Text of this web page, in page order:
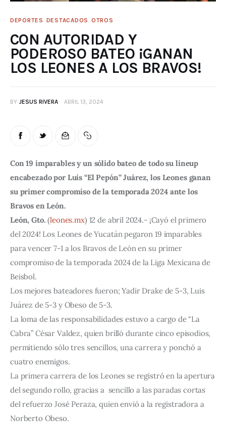
DEPORTES DESTACADOS OTROS
CON AUTORIDAD Y
PODEROSO BATEO ¡GANAN
LOS LEONES A LOS BRAVOS!
BY JESUS RIVERA ABRIL 13, 2024
Con 19 imparables y un sólido bateo de todo su lineup
encabezado por Luis “El Pepón” Juárez, los Leones ganan
su primer compromiso de la temporada 2024 ante los
Bravos en León.
León, Gto. (leones.mx) 12 de abril 2024.- ¡Cayó el primero
del 2024! Los Leones de Yucatán pegaron 19 imparables
para vencer 7-1 a los Bravos de León en su primer
compromiso de la temporada 2024 de la Liga Mexicana de
Beisbol.
Los mejores bateadores fueron; Yadir Drake de 5-3, Luis
Juárez de 5-3 y Obeso de 5-3.
La loma de las responsabilidades estuvo a cargo de “La
Cabra” César Valdez, quien brilló durante cinco episodios,
permitiendo sólo tres sencillos, una carrera y ponchó a
cuatro enemigos.
La primera carrera de los Leones se registró en la apertura
del segundo rollo, gracias a sencillo a las paradas cortas
del refuerzo José Peraza, quien envió a la registradora a
Norberto Obeso.